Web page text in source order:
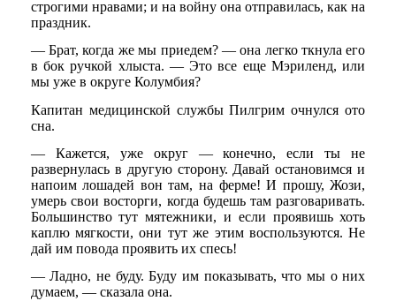
строгими нравами; и на войну она отправилась, как на
праздник.
— Брат, когда же мы приедем? — она легко ткнула его
в бок ручкой хлыста. — Это все еще Мэриленд, или
мы уже в округе Колумбия?
Капитан медицинской службы Пилгрим очнулся ото
сна.
— Кажется, уже округ — конечно, если ты не
развернулась в другую сторону. Давай остановимся и
напоим лошадей вон там, на ферме! И прошу, Жози,
умерь свои восторги, когда будешь там разговаривать.
Большинство тут мятежники, и если проявишь хоть
каплю мягкости, они тут же этим воспользуются. Не
дай им повода проявить их спесь!
— Ладно, не буду. Буду им показывать, что мы о них
думаем, — сказала она.